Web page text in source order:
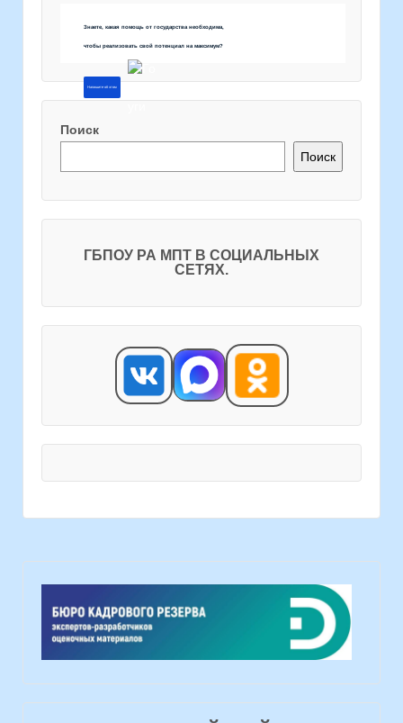
Знаете, какая помощь от государства необходима,
чтобы реализовать свой потенциал на максимум?
Напишите об этом
Поиск
Поиск
ГБПОУ РА МПТ В СОЦИАЛЬНЫХ
СЕТЯХ.